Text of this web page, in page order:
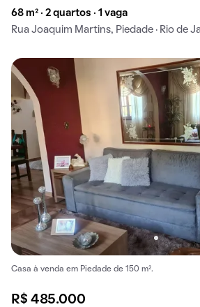
68 m² · 2 quartos · 1 vaga
Rua Joaquim Martins, Piedade · Rio de
Casa à venda em Piedade de 150 m².
R$ 485.000